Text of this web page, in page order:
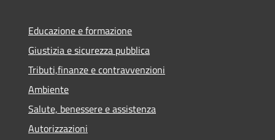
Educazione e formazione
Giustizia e sicurezza pubblica
Tributi,finanze e contravvenzioni
Ambiente
Salute, benessere e assistenza
Autorizzazioni